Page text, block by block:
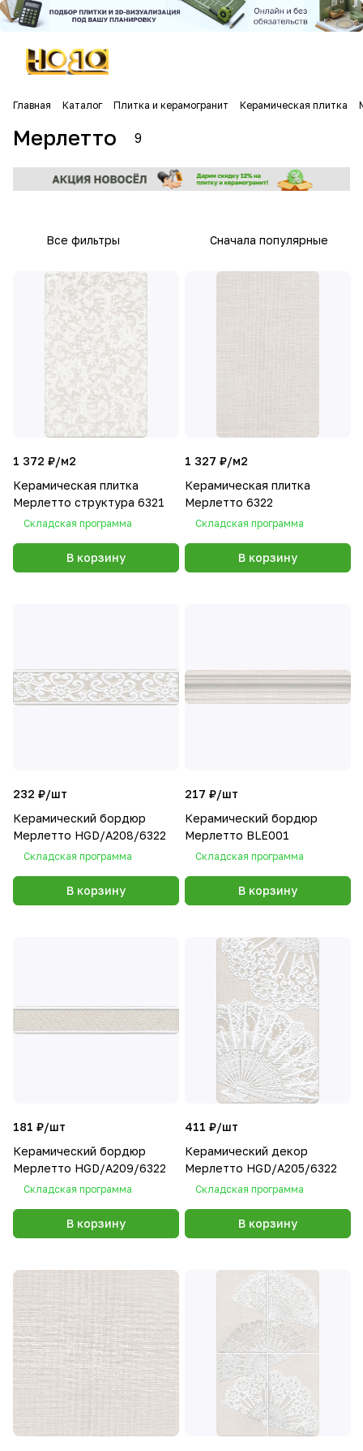
Главная Каталог Плитка и керамогранит Керамическая плитка
Мерлетто 9
Все фильтры Сначала популярные
1 372 ₽/м2
Керамическая плитка
Мерлетто структура 6321
Складская программа
В корзину
1 327 ₽/м2
Керамическая плитка
Мерлетто 6322
Складская программа
В корзину
232 ₽/шт
Керамический бордюр
Мерлетто HGD/A208/6322
Складская программа
В корзину
217 ₽/шт
Керамический бордюр
Мерлетто BLE001
Складская программа
В корзину
181 ₽/шт
Керамический бордюр
Мерлетто HGD/A209/6322
Складская программа
В корзину
411 ₽/шт
Керамический декор
Мерлетто HGD/A205/6322
Складская программа
В корзину